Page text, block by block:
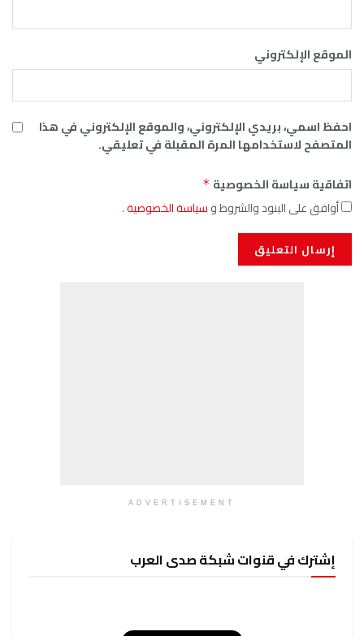
الموقع الإلكتروني
احفظ اسمي، بريدي الإلكتروني، والموقع الإلكتروني في هذا
المتصفح لاستخدامها المرة المقبلة في تعليقي.
اتفاقية سياسة الخصوصية *
أوافق على البنود والشروط وسياسة الخصوصية.
ADVERTISEMENT
إشترك في قنوات شبكة صدى العرب